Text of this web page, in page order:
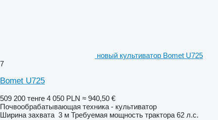
новый культиватор Bomet U725
7
Bomet U725
509 200 тенге 4 050 PLN ≈ 940,50 €
Почвообрабатывающая техника - культиватор
Ширина захвата 3 м Требуемая мощность трактора 62 л.с.